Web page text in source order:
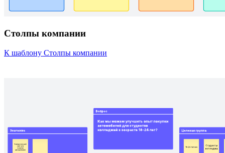
Столпы компании
К шаблону Столпы компании